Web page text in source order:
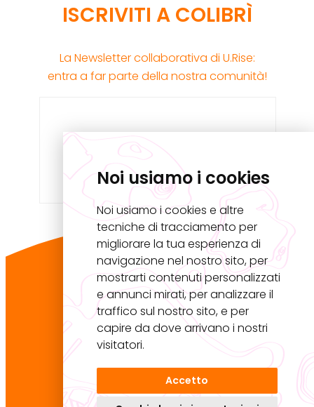
Noi usiamo i cookies
Noi usiamo i cookies e altre
tecniche di tracciamento per
migliorare la tua esperienza di
navigazione nel nostro sito, per
mostrarti contenuti personalizzati
e annunci mirati, per analizzare il
traffico sul nostro sito, e per
capire da dove arrivano i nostri
visitatori.
Accetto
ISCRIVITI A COLIBRÌ
La Newsletter collaborativa di U.Rise:
entra a far parte della nostra comunità!
Master U.Rise
Università Iuav di Venezia
Palazzo Badoer
Calle della Lacca 2468, San Polo
30125 Venezia VE